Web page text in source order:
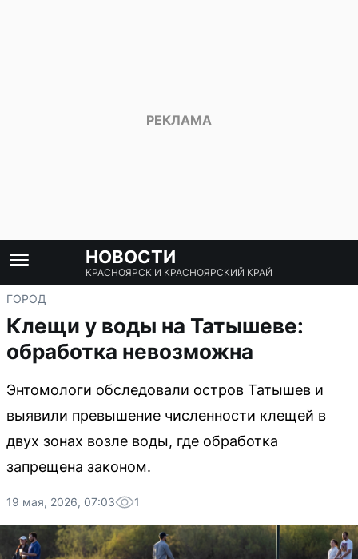
НОВОСТИ
КРАСНОЯРСК И КРАСНОЯРСКИЙ КРАЙ
ГОРОД
Клещи у воды на Татышеве:
обработка невозможна
Энтомологи обследовали остров Татышев и
выявили превышение численности клещей в
двух зонах возле воды, где обработка
запрещена законом.
19 мая, 2026, 07:03 1